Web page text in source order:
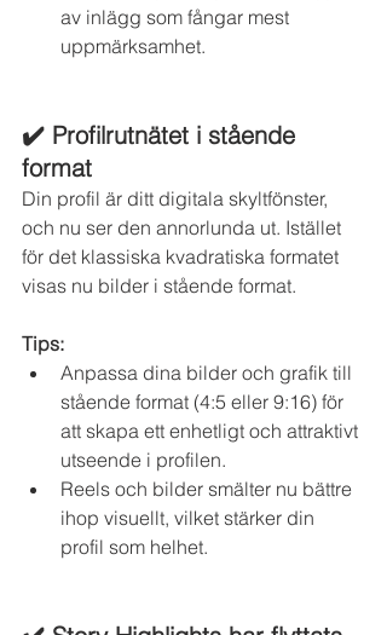
av inlägg som fångar mest
uppmärksamhet.
✔️ Profilrutnätet i stående
format
Din profil är ditt digitala skyltfönster,
och nu ser den annorlunda ut. Istället
för det klassiska kvadratiska formatet
visas nu bilder i stående format.
Tips:
Anpassa dina bilder och grafik till
stående format (4:5 eller 9:16) för
att skapa ett enhetligt och attraktivt
utseende i profilen.
Reels och bilder smälter nu bättre
ihop visuellt, vilket stärker din
profil som helhet.